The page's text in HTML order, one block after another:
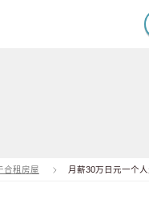
合租房屋 月薪30万日元一个